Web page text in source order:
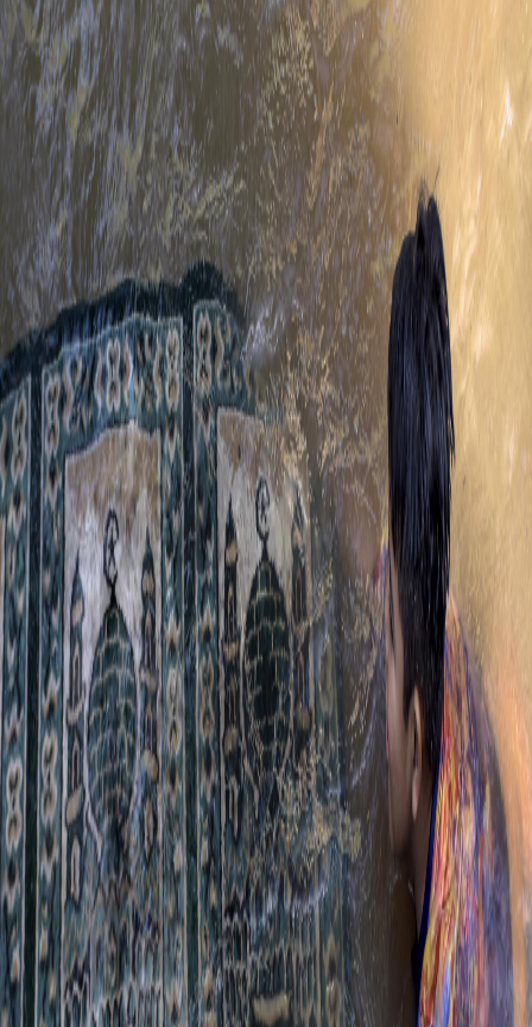
Sastra
Literasi Umat